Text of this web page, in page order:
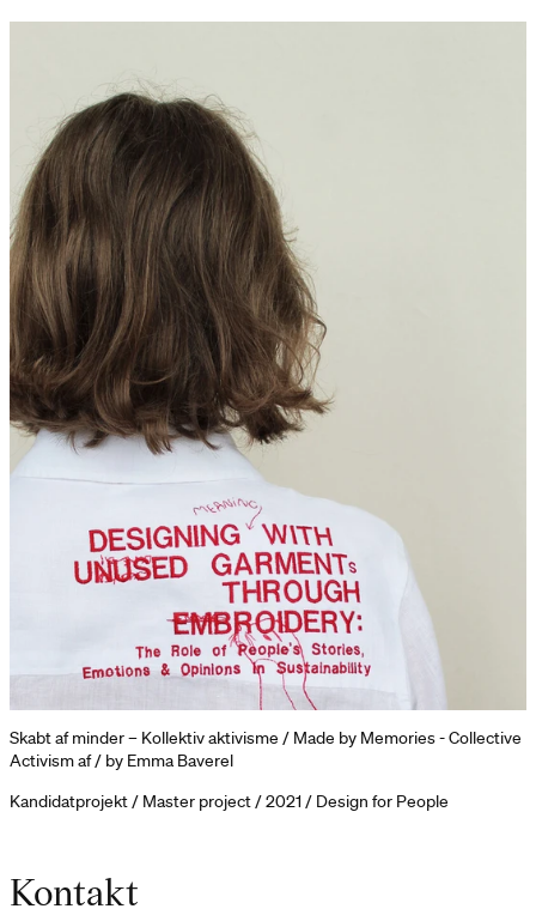
Skabt af minder – Kollektiv aktivisme / Made by Memories - Collective
Activism af / by Emma Baverel
Kandidatprojekt / Master project / 2021 / Design for People
Kontakt